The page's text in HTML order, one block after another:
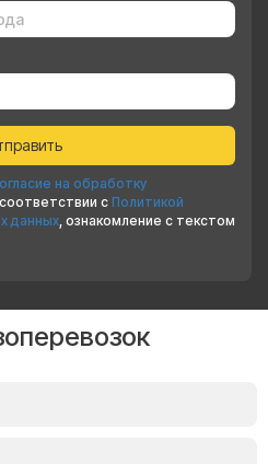
на обработку
с Политикой
данных, ознакомление с текстом